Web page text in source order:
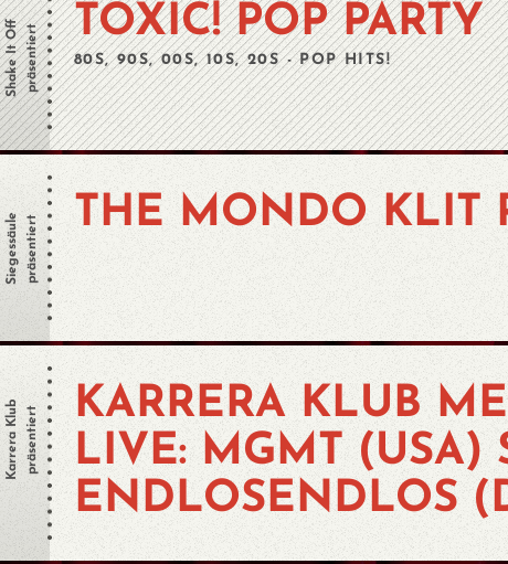
Shake It Offpräsentiert TOXIC! POP PARTY
80S, 90S, 00S, 10S, 20S - POP HITS!
Siegessäulepräsentiert THE MONDO KLIT
Karrera Klubpräsentiert
KARRERA KLUB
LIVE: MGMT (USA)
ENDLOSENDLOS